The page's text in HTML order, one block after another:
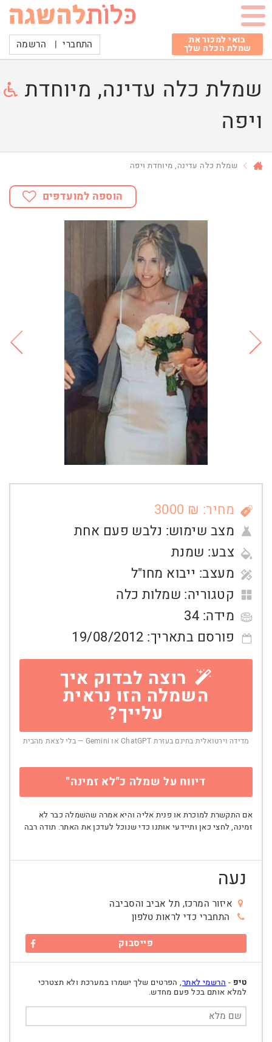
בואי למכור את
שמלת הכלה שלך התחברי | הרשמה
שמלת כלה עדינה, מיוחדת
ויפה
שמלת כלה עדינה, מיוחדת ויפה
הוספה למועדפים
מחיר: ₪ 3000
מצב שימוש: נלבש פעם אחת
צבע: שמנת
מעצב: ייבוא מחו"ל
קטגוריה: שמלות כלה
מידה: 34
פורסם בתאריך: 19/08/2012
רוצה לבדוק איך
השמלה הזו נראית
עלייך?
מדידה וירטואלית בחינם בעזרת ChatGPT או Gemini — בלי לצאת מהבית
דיווח על שמלה כ"לא זמינה"
אם התקשרת למוכרת או פנית אליה והיא אמרה שהשמלה כבר לא
זמינה, לחצי כאן ותיידעי אותנו כדי שנוכל לעדכן את האתר. תודה רבה
נעה
איזור המרכז, תל אביב והסביבה
התחברי כדי לראות טלפון
פייסבוק
טיפ - הרשמי לאתר, הפרטים שלך ישמרו במערכת ולא תצטרכי
למלא אותם בכל פעם מחדש.